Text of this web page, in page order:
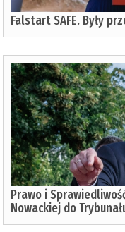
Falstart SAFE. Były
Prawo i
Nowackiej do